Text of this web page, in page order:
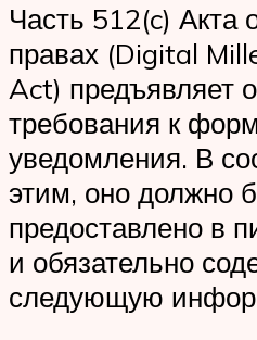
Часть 512(c) Акта
правах (Digital
Act) предъявляет
требования к
уведомления. В
этим, оно должно
предоставлено в
и обязательно
следующую